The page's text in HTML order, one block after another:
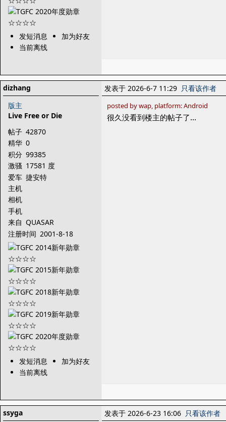
发短消息
加为好友
当前离线
dizhang
版主
Live Free or Die
帖子 42870
精华 0
积分 99385
激骚 17581 度
爱车 捷安特
主机
相机
手机
来自 QUASAR
注册时间 2001-8-18
发短消息
加为好友
当前离线
发表于 2026-6-7 11:29 只看该作者
posted by wap, platform: Android
很久没看到楼主的帖子了…
ssyga
发表于 2026-6-23 16:06 只看该作者